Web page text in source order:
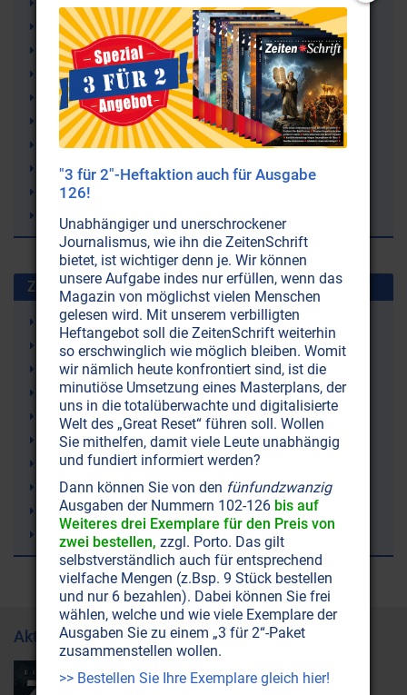
Arbeit
Konzentrationsstörungen
Schlafen
Lebenshilfe
Kreativität
Gesundheit
Gesellschaftsprobleme
Gehirn
Dwight D. Eisenhower
Zuletzt gesuchte Stichworte
Zähne
Magnesiumchlorid
Klimaveränderung
Zellen
Wetter
Gelenkschmerzen
Ketone (Ketonkörper)
Ketogene Ernährung (Ketose)
Irland
Demenz
Aktuelle Ausgabe
"3 für 2"-Heftaktion auch für Ausgabe
126!
Unabhängiger und unerschrockener
Journalismus, wie ihn die ZeitenSchrift
bietet, ist wichtiger denn je. Wir können
unsere Aufgabe indes nur erfüllen, wenn das
Magazin von möglichst vielen Menschen
gelesen wird. Mit unserem verbilligten
Heftangebot soll die ZeitenSchrift weiterhin
so erschwinglich wie möglich bleiben. Womit
wir nämlich heute konfrontiert sind, ist die
minutiöse Umsetzung eines Masterplans, der
uns in die totalüberwachte und digitalisierte
Welt des „Great Reset“ führen soll. Wollen
Sie mithelfen, damit viele Leute unabhängig
und fundiert informiert werden?
Dann können Sie von den fünfundzwanzig
Ausgaben der Nummern 102-126 bis auf
Weiteres drei Exemplare für den Preis von
zwei bestellen, zzgl. Porto. Das gilt
selbstverständlich auch für entsprechend
vielfache Mengen (z.Bsp. 9 Stück bestellen
und nur 6 bezahlen). Dabei können Sie frei
wählen, welche und wie viele Exemplare der
Ausgaben Sie zu einem „3 für 2“-Paket
zusammenstellen wollen.
>> Bestellen Sie Ihre Exemplare gleich hier!